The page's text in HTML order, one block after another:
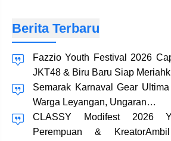
Berita Terbaru
Fazzio Youth Festival 2026
JKT48 & Biru Baru Siap
Semarak Karnaval Gear
Warga Leyangan, Ungaran…
CLASSY Modifest 2026
Perempuan &